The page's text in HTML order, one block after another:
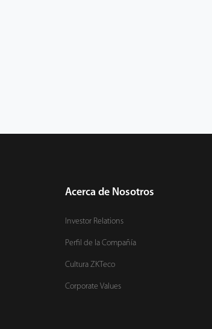
Acerca de Nosotros
Investor Relations
Perfil de la Compañía
Cultura ZKTeco
Corporate Values